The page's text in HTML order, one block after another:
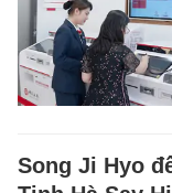
Song Ji Hyo